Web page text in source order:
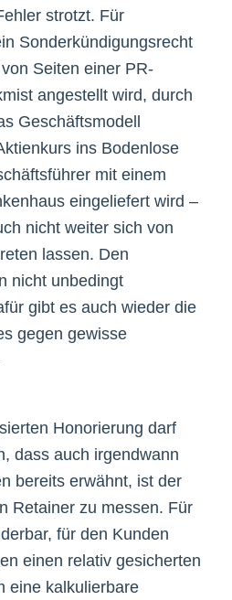
strotzt. Für
Sonderkündigungsrecht
Seiten einer PR-
angestellt wird, durch
Geschäftsmodell
ins Bodenlose
mit einem
eingeliefert wird –
nicht weiter sich von
lassen. Den
nicht unbedingt
gibt es auch wieder die
gegen gewisse
Honorierung darf
dass auch irgendwann
bereits erwähnt, ist der
Retainer zu messen. Für
für den Kunden
einen relativ gesicherten
eine kalkulierbare